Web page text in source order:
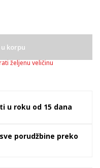
korpu
željenu veličinu
u roku od 15 dana
porudžbine preko